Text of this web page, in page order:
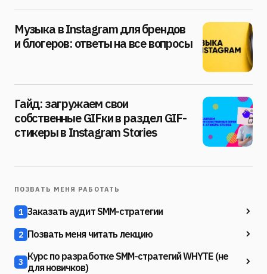
Музыка в Instagram для брендов
и блогеров: ответы на все вопросы
Гайд: загружаем свои
собственные GIFки в раздел GIF-
стикеры в Instagram Stories
ПОЗВАТЬ МЕНЯ РАБОТАТЬ
1 Заказать аудит SMM-стратегии
2 Позвать меня читать лекцию
3 Курс по разработке SMM-стратегий WHYTE (не
для новичков)